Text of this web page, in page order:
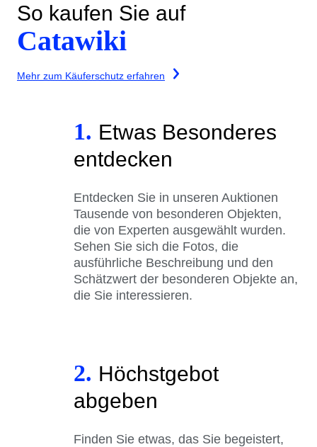
So kaufen Sie auf
Catawiki
Mehr zum Käuferschutz erfahren
1. Etwas Besonderes
entdecken
Entdecken Sie in unseren Auktionen
Tausende von besonderen Objekten,
die von Experten ausgewählt wurden.
Sehen Sie sich die Fotos, die
ausführliche Beschreibung und den
Schätzwert der besonderen Objekte an,
die Sie interessieren.
2. Höchstgebot
abgeben
Finden Sie etwas, das Sie begeistert,